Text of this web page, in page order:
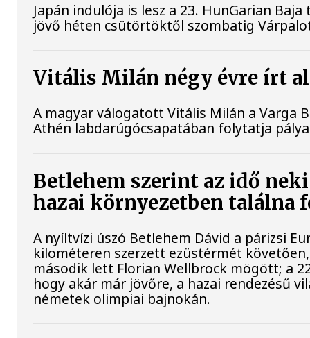
Japán indulója is lesz a 23. HunGarian
jövő héten csütörtöktől szombatig
Vitális Milán négy évre írt
A magyar válogatott Vitális Milán a Varga
Athén labdarúgócsapatában folytatja
Betlehem szerint az idő
hazai környezetben találna
A nyíltvízi úszó Betlehem Dávid a párizsi
kilométeren szerzett ezüstérmét
második lett Florian Wellbrock mögött; a
hogy akár már jövőre, a hazai rendezésű
németek olimpiai bajnokán.